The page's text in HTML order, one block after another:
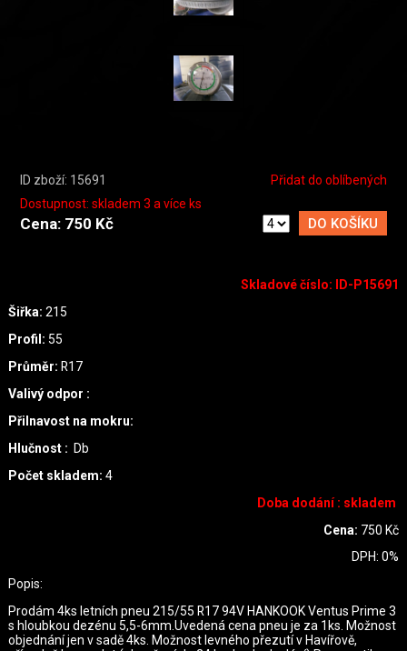
Skladové číslo:
ID-P15691
Šiřka: 215
Profil: 55
Průměr: R17
Valivý odpor :
Přilnavost na mokru:
Hlučnost : Db
Počet skladem: 4
Doba dodání : skladem
Cena: 750 Kč
DPH:0%
Popis:
Prodám 4ks letních pneu 215/55 R17 94V HANKOOK Ventus Prime 3
s hloubkou dezénu 5,5-6mm.Uvedená cena pneu je za 1ks. Možnost
objednání jen v sadě 4ks. Možnost levného přezutí v Havířově,
ID zboží: 15691
Přidat do oblíbených
Dostupnost: skladem 3 a více ks
Cena: 750 Kč DO KOŠÍKU